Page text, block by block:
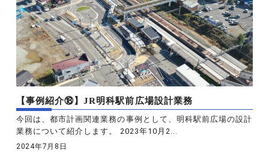
【事例紹介⑱】JR明科駅前広場設計業務
今回は、都市計画関連業務の事例として、明科駅前広場の設計
業務について紹介します。 2023年10月2...
2024年7月8日